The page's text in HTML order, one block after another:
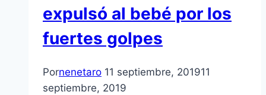
expulsó al bebé por los
fuertes golpes
Pornenetaro 11 septiembre, 201911
septiembre, 2019